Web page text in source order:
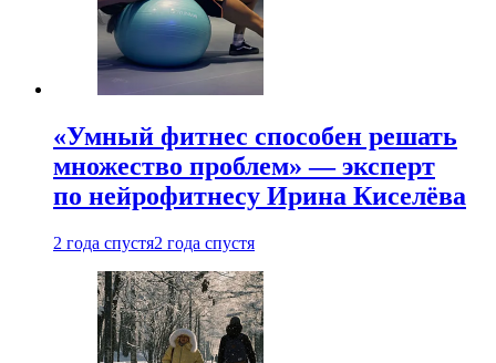
«Умный фитнес способен решать
множество проблем» — эксперт
по нейрофитнесу Ирина Киселёва
2 года спустя2 года спустя